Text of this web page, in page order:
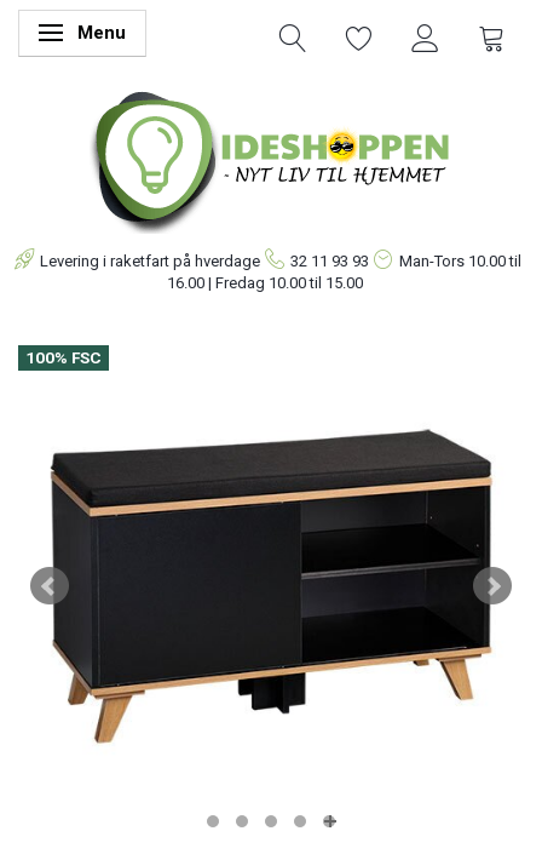
Skifte navigation
Menu
Levering i raketfart på hverdage 32 11 93 93 Man-Tors 10.00 til
16.00 | Fredag 10.00 til 15.00
100% FSC